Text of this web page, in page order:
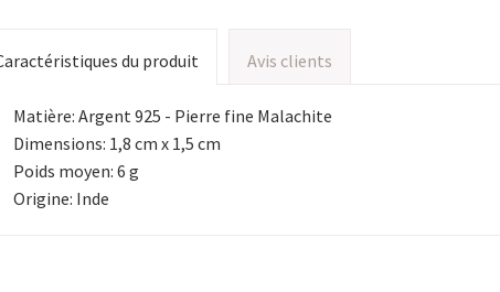
du produit Avis clients
Matière: Argent 925 - Pierre fine Malachite
Dimensions: 1,8 cm x 1,5 cm
Poids moyen: 6 g
Origine: Inde